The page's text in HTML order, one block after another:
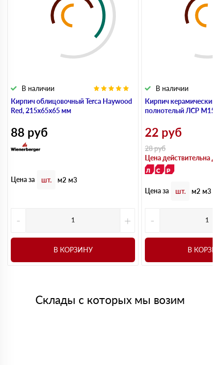
Кирпич облицовочный Terca Haywood
Red, 215х65х65 мм
В наличии
88 руб
Цена за шт. м2 м3
- +
В КОРЗИНУ
Кирпич керамический
полнотелый ЛСР
В наличии
22 руб
28руб
Цена действительна
Цена за шт. м2 м3
-
В
Склады с которых мы возим